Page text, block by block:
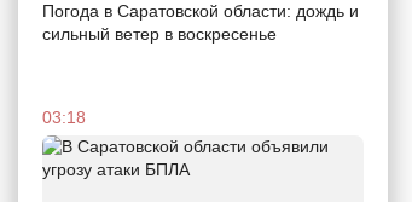
Погода в Саратовской области: дождь и
сильный ветер в воскресенье
03:18